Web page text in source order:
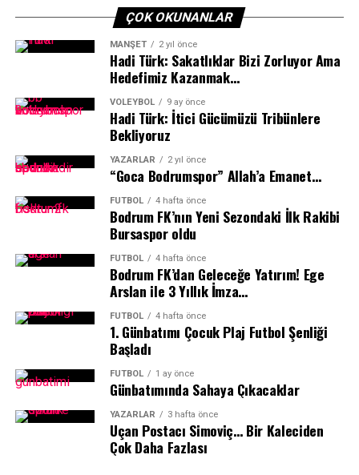
Muğla ve Türkiye’nin Tanıtımına Katkı
Sağlayacak
Uluslararası birçok önemli takımın yer alacağı
organizasyonda Muğla Büyükşehir Belediyesi Kıta
Bisiklet Takımı yalnızca sportif başarı için değil,
Muğla’nın ve Türkiye’nin tanıtımı için de önemli bir
görev üstlenecek. Avrupa’nın dikkatle takip ettiği yarışta
Türk bayrağını taşıyacak sporcular, uluslararası alanda
İlker Cömert: Avrupa’nın En Önemli
Bisiklet Takımları Katılıyor”
Muğla Büyükşehir Belediyesi Kıta Bisiklet Takımı
Koordinatörü İlker Cömert, Avrupa’nın en prestijli
yarışlarından birinde mücadele edecek olmanın büyük
gururunu yaşadıklarını belirtti. Cömert “ Avrupa’nın en
önemli bisiklet takımlarının yer aldığı böyle büyük bir
organizasyonda mücadele edecek olmak tarif edilemez
bir mutluluk. Bu yarışlarda yer almak Türk sporcularının
en büyük hayallerindendi. Avrupa’nın önemli
sporcularıyla yarışacak, ilimizi ve ülkemizi temsil edecek
ÇOK OKUNANLAR
MANŞET 2 yıl önce
Hadi Türk: Sakatlıklar Bizi Zorluyor Ama
Hedefimiz Kazanmak…
VOLEYBOL 9 ay önce
Hadi Türk: İtici Gücümüzü Tribünlere
Bekliyoruz
YAZARLAR 2 yıl önce
“Goca Bodrumspor” Allah’a Emanet…
FUTBOL 4 hafta önce
Bodrum FK’nın Yeni Sezondaki İlk Rakibi
Bursaspor oldu
FUTBOL 4 hafta önce
Bodrum FK’dan Geleceğe Yatırım! Ege
Arslan ile 3 Yıllık İmza…
FUTBOL 4 hafta önce
1.⁠ ⁠Günbatımı Çocuk Plaj Futbol Şenliği
Başladı
FUTBOL 1 ay önce
Günbatımında Sahaya Çıkacaklar
YAZARLAR 3 hafta önce
Uçan Postacı Simoviç… Bir Kaleciden
Çok Daha Fazlası